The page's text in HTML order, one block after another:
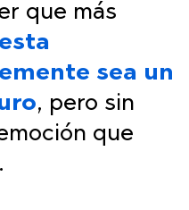
que más
esta
sea un
, pero sin
que